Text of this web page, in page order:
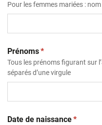
Pour les femmes mariées :
Prénoms(obligatoire)
*
Tous les prénoms figurant sur
séparés d’une virgule
Date de naissance*